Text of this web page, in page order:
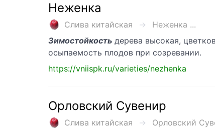
Неженка
Слива китайская
Неженка ...
Зимостойкость дерева высокая,
осыпаемость плодов при созревании.
https://vniispk.ru/varieties/nezhenka
Орловский Сувенир
Слива китайская
Орловский